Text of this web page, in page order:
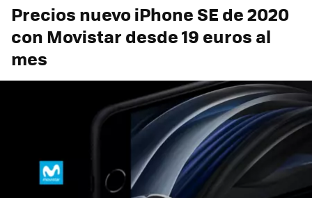
Precios nuevo iPhone SE de 2020
con Movistar desde 19 euros al
mes